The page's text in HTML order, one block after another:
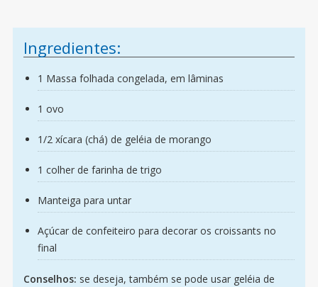
Ingredientes:
1 Massa folhada congelada, em lâminas
1 ovo
1/2 xícara (chá) de geléia de morango
1 colher de farinha de trigo
Manteiga para untar
Açúcar de confeiteiro para decorar os croissants no
final
Conselhos: se deseja, também se pode usar geléia de